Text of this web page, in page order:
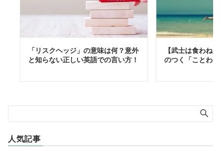
「リスクヘッジ」の意味は何？意外
と知らない正しい英語での言い方！
【武士は食わね
のつく「ことわ
人気記事